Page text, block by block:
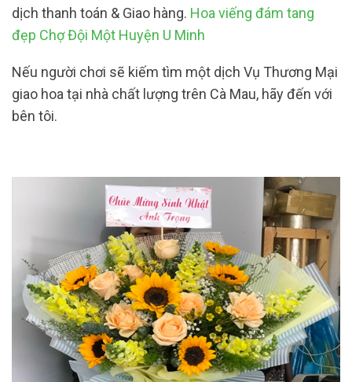
dịch thanh toán & Giao hàng. Hoa viếng đám tang
đẹp Chợ Đội Một Huyện U Minh
Nếu người chơi sẽ kiếm tìm một dịch Vụ Thương Mại
giao hoa tại nhà chất lượng trên Cà Mau, hãy đến với
bên tôi.